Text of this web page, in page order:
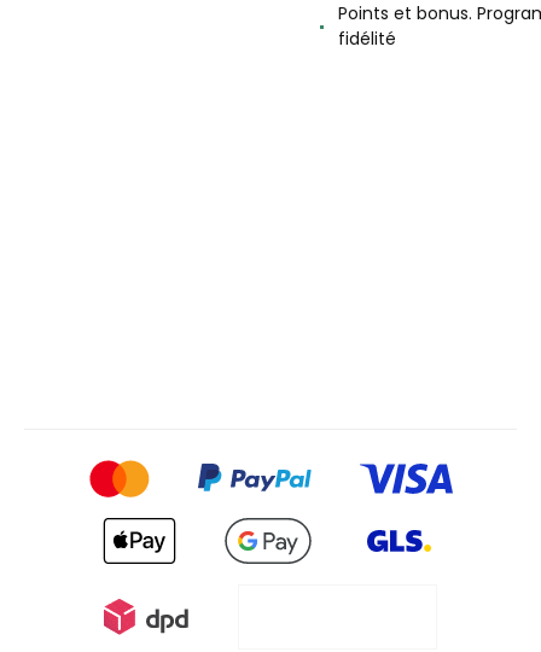
Points et bonus.
fidélité